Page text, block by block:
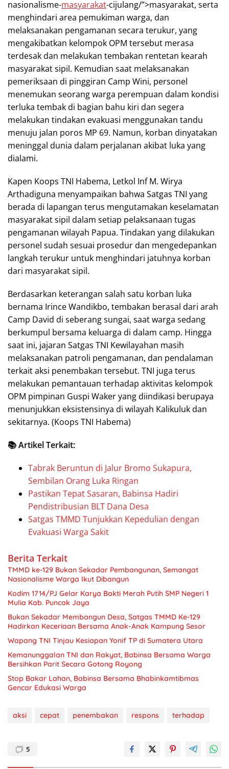
nasionalisme-masyarakat-cijulang/”>masyarakat, serta
menghindari area pemukiman warga, dan
melaksanakan pengamanan secara terukur, yang
mengakibatkan kelompok OPM tersebut merasa
terdesak dan melakukan tembakan rentetan kearah
masyarakat sipil. Kemudian saat melaksanakan
pemeriksaan di pinggiran Camp Wini, personel
menemukan seorang warga perempuan dalam kondisi
terluka tembak di bagian bahu kiri dan segera
melakukan tindakan evakuasi menggunakan tandu
menuju jalan poros MP 69. Namun, korban dinyatakan
meninggal dunia dalam perjalanan akibat luka yang
dialami.
Kapen Koops TNI Habema, Letkol Inf M. Wirya
Arthadiguna menyampaikan bahwa Satgas TNI yang
berada di lapangan terus mengutamakan keselamatan
masyarakat sipil dalam setiap pelaksanaan tugas
pengamanan wilayah Papua. Tindakan yang dilakukan
personel sudah sesuai prosedur dan mengedepankan
langkah terukur untuk menghindari jatuhnya korban
dari masyarakat sipil.
Berdasarkan keterangan salah satu korban luka
bernama Irince Wandikbo, tembakan berasal dari arah
Camp David di seberang sungai, saat warga sedang
berkumpul bersama keluarga di dalam camp. Hingga
saat ini, jajaran Satgas TNI Kewilayahan masih
melaksanakan patroli pengamanan, dan pendalaman
terkait aksi penembakan tersebut. TNI juga terus
melakukan pemantauan terhadap aktivitas kelompok
OPM pimpinan Guspi Waker yang diindikasi berupaya
menunjukkan eksistensinya di wilayah Kalikuluk dan
sekitarnya. (Koops TNI Habema)
📚 Artikel Terkait:
Tabrak Beruntun di Jalur Bromo Sukapura,
Sembilan Orang Luka Ringan
Pastikan Tepat Sasaran, Babinsa Hadiri
Pendistribusian BLT Dana Desa
Satgas TMMD Tunjukkan Kepedulian dengan
Evakuasi Warga Sakit
Berita Terkait
TMMD ke-129 Bukan Sekadar Pembangunan, Semangat
Nasionalisme Warga Ikut Dibangun
Kodim 1714/PJ Gelar Karya Bakti Merah Putih SMP Negeri 1
Mulia Kab. Puncak Jaya
Bukan Sekadar Membangun Desa, Satgas TMMD Ke-129
Hadirkan Keceriaan Bersama Anak-Anak Kampung Sesor
Wapang TNI Tinjau Kesiapan Yonif TP di Sumatera Utara
Kemanunggalan TNI dan Rakyat, Babinsa Bersama Warga
Bersihkan Parit Secara Gotong Royong
Stop Bakar Lahan, Babinsa Bersama Bhabinkamtibmas
Gencar Edukasi Warga
aksi cepat penembakan respons terhadap
5